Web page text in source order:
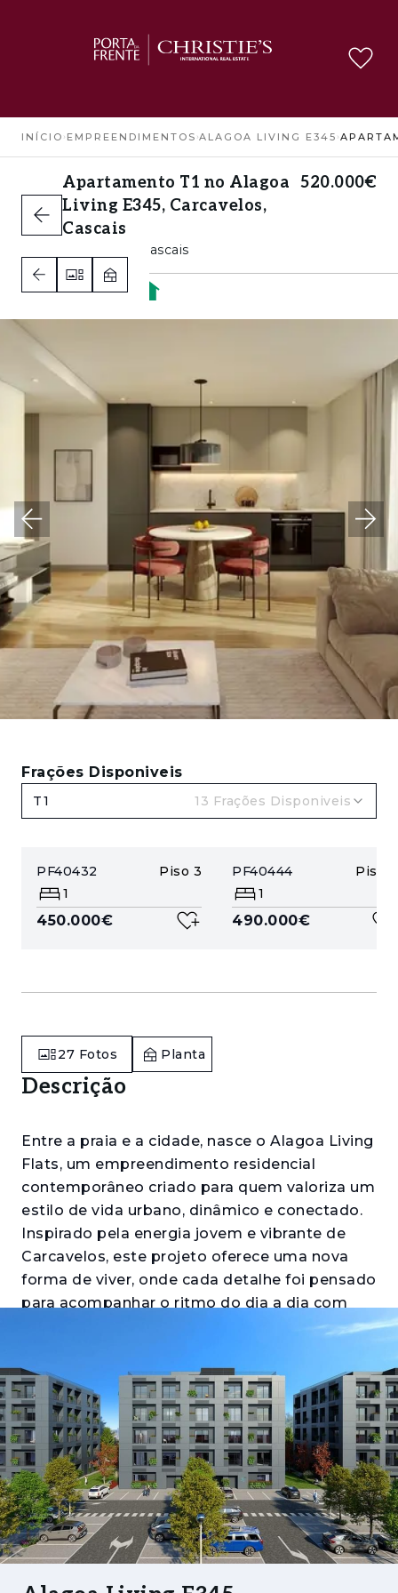
INÍCIO › EMPREENDIMENTOS ›ALAGOA LIVING E345 ›
Apartamento T1 no Alagoa
Living E345, Carcavelos,
Cascais
Carcavelos, Cascais
520.000€
1 1 1
Frações Disponiveis
T1 13 Frações Disponiveis
PF40432 Piso 3
1
450.000€
PF40444 Piso
1
490.000€
27 Fotos Planta
Descrição
Entre a praia e a cidade, nasce o Alagoa Living
Flats, um empreendimento residencial
contemporâneo criado para quem valoriza um
estilo de vida urbano, dinâmico e conectado.
Inspirado pela energia jovem e vibrante de
Carcavelos, este projeto oferece uma nova
forma de viver, onde cada detalhe foi pensado
para acompanhar o ritmo do dia a dia com
funcionalidade, conforto e modernidade.
Integrado no coração do Alagoa Office &
Retail Center, o Alagoa Living Flats
proporciona acesso direto a uma vasta gama
de serviços essenciais, tornando a vida mais
simples e prática. Composto por 3 edifícios e
120 apartamentos, com tipologias T0, T1 e T2,
é uma opção ideal tanto para habitação
própria como para investimento.
Os interiores refletem uma estética moderna
e sofisticada, com cozinhas totalmente